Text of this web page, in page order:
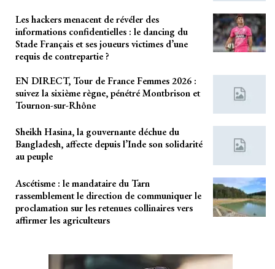
Les hackers menacent de révéler des
informations confidentielles : le dancing du
Stade Français et ses joueurs victimes d’une
requis de contrepartie ?
EN DIRECT, Tour de France Femmes 2026 :
suivez la sixième règne, pénétré Montbrison et
Tournon-sur-Rhône
Sheikh Hasina, la gouvernante déchue du
Bangladesh, affecte depuis l’Inde son solidarité
au peuple
Ascétisme : le mandataire du Tarn
rassemblement le direction de communiquer le
proclamation sur les retenues collinaires vers
affirmer les agriculteurs